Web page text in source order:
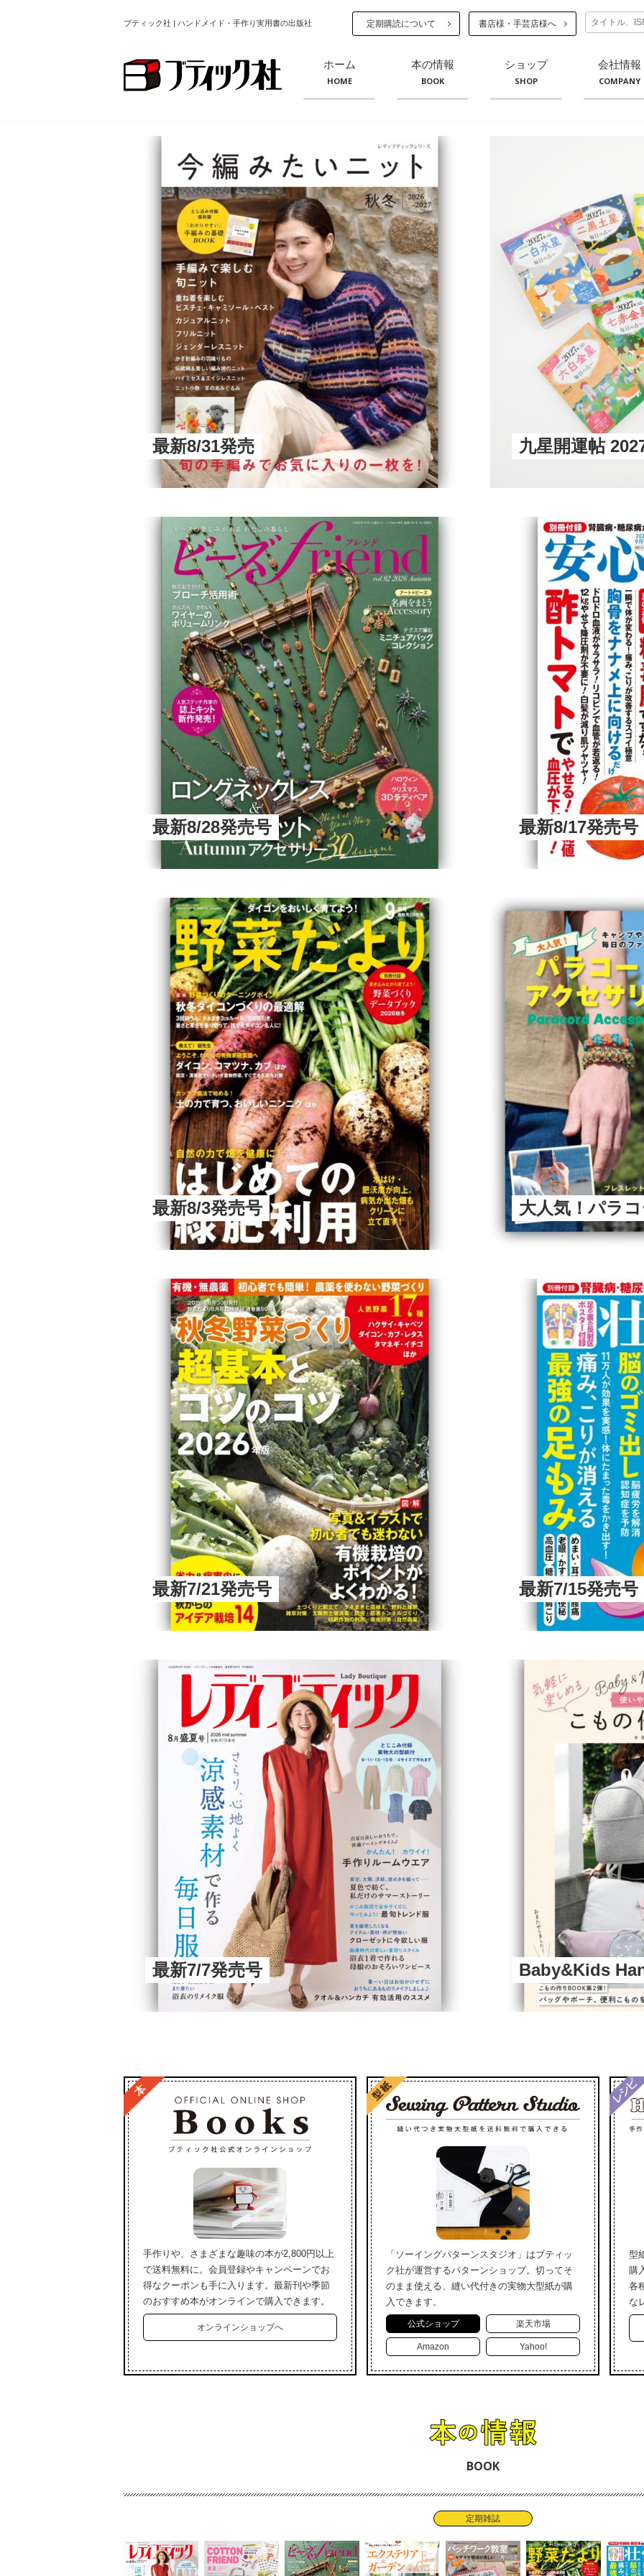
ブティック社 | ハンドメイド・手作り実用書の出版社 定期購読について 書店様・手芸店様へ
ホーム
HOME
本の情報
BOOK
ショップ
SHOP
会社情報
COMPANY
最新8/31発売 九星開運帖
最新8/28発売号 最新8/17発売号
最新8/3発売号 大人気！パラ
最新7/21発売号 最新7/15発売号
最新7/7発売号 Baby&Kids
手作りや、さまざまな趣味の本が2,800円以上
で送料無料に。会員登録やキャンペーンでお
得なクーポンも手に入ります。最新刊や季節
のおすすめ本がオンラインで購入できます。
オンラインショップへ
「ソーイングパターンスタジオ」はブティッ
ク社が運営するパターンショップ。切ってそ
のまま使える、縫い代付きの実物大型紙が購
入できます。
公式ショップ 楽天市場
Amazon Yahoo!
型
購
各
な
BOOK
定期雑誌